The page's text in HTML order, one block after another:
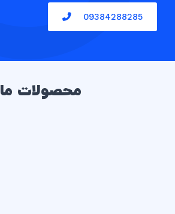
09384288285
محصولات ما